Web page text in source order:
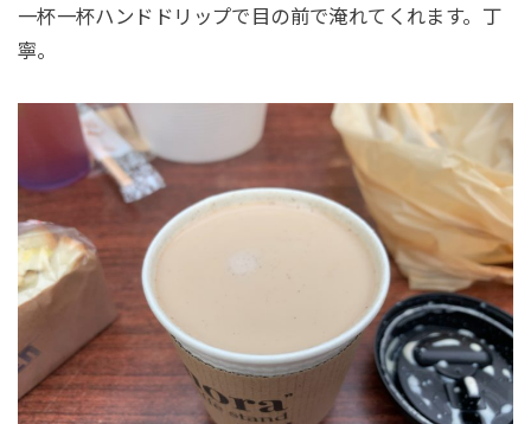
一杯一杯ハンドドリップで目の前で淹れてくれます。丁
寧。